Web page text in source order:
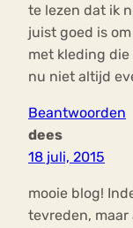
te lezen dat ik
juist goed is
met kleding die
nu niet altijd
Beantwoorden
dees
18 juli, 2015
mooie blog!
tevreden, maar